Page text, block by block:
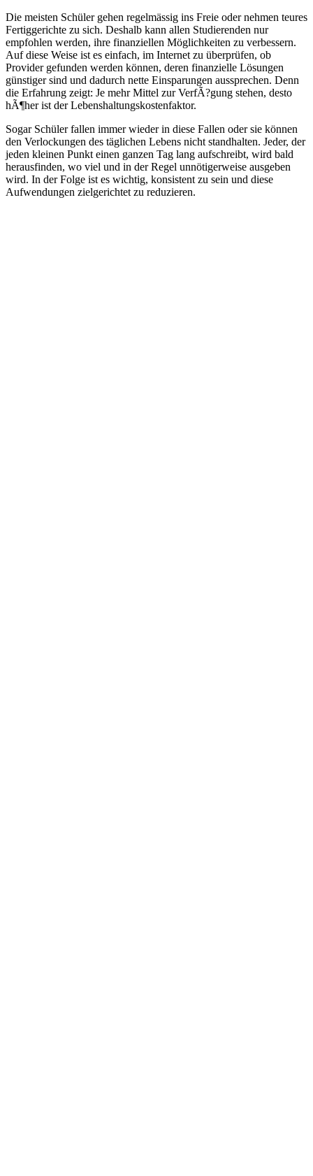
Die meisten Schüler gehen regelmässig ins Freie oder nehmen teures
Fertiggerichte zu sich. Deshalb kann allen Studierenden nur
empfohlen werden, ihre finanziellen Möglichkeiten zu verbessern.
Auf diese Weise ist es einfach, im Internet zu überprüfen, ob
Provider gefunden werden können, deren finanzielle Lösungen
günstiger sind und dadurch nette Einsparungen aussprechen. Denn
die Erfahrung zeigt: Je mehr Mittel zur VerfÃ?gung stehen, desto
hÃ¶her ist der Lebenshaltungskostenfaktor.
Sogar Schüler fallen immer wieder in diese Fallen oder sie können
den Verlockungen des täglichen Lebens nicht standhalten. Jeder, der
jeden kleinen Punkt einen ganzen Tag lang aufschreibt, wird bald
herausfinden, wo viel und in der Regel unnötigerweise ausgeben
wird. In der Folge ist es wichtig, konsistent zu sein und diese
Aufwendungen zielgerichtet zu reduzieren.